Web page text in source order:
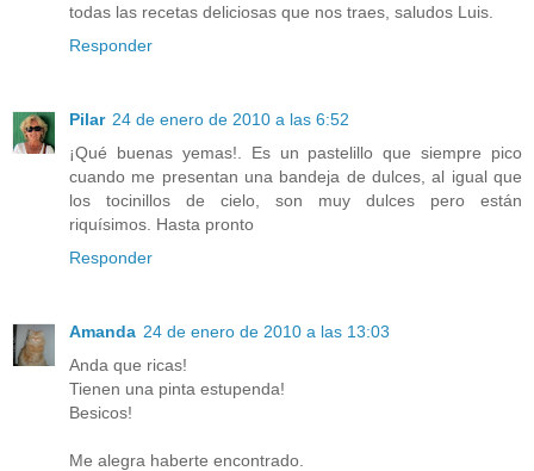
todas las recetas deliciosas que nos traes, saludos Luis.
Responder
Pilar 24 de enero de 2010 a las 6:52
¡Qué buenas yemas!. Es un pastelillo que siempre pico
cuando me presentan una bandeja de dulces, al igual que
los tocinillos de cielo, son muy dulces pero están
riquísimos. Hasta pronto
Responder
Amanda 24 de enero de 2010 a las 13:03
Anda que ricas!
Tienen una pinta estupenda!
Besicos!
Me alegra haberte encontrado.